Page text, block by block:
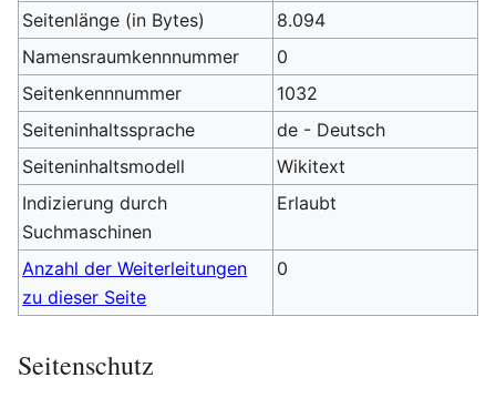
Seitenlänge (in Bytes)
8.094
Namensraumkennnummer
0
Seitenkennnummer
1032
Seiteninhaltssprache
de - Deutsch
Seiteninhaltsmodell
Wikitext
Indizierung durch
Suchmaschinen
Erlaubt
Anzahl der Weiterleitungen
zu dieser Seite
0
Seitenschutz